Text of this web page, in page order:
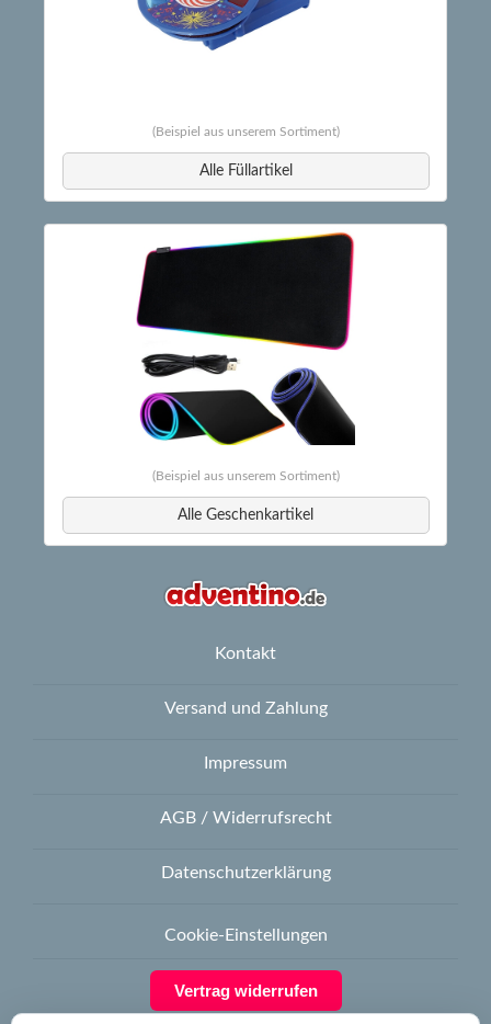
(Beispiel aus unserem Sortiment)
Alle Füllartikel
(Beispiel aus unserem Sortiment)
Alle Geschenkartikel
Kontakt
Versand und Zahlung
Impressum
AGB / Widerrufsrecht
Datenschutzerklärung
Cookie-Einstellungen
Vertrag widerrufen